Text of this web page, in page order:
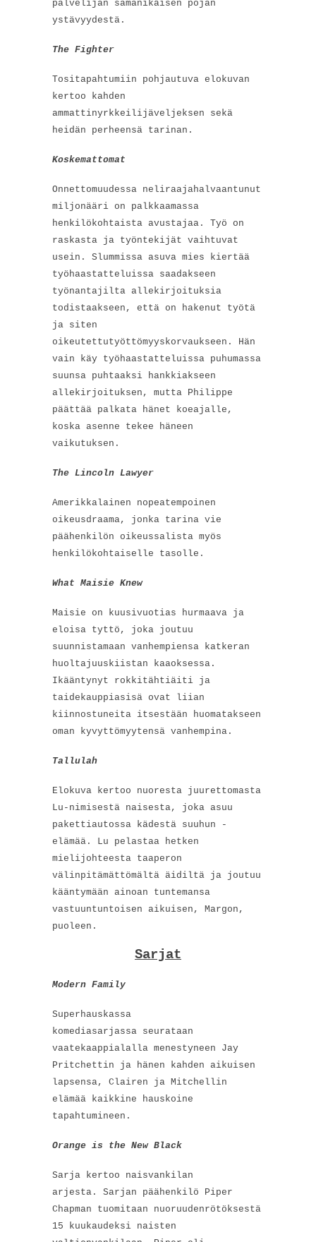
palvelijan samanikäisen pojan
ystävyydestä.
The Fighter
Tositapahtumiin pohjautuva elokuvan
kertoo kahden
ammattinyrkkeilijäveljeksen sekä
heidän perheensä tarinan.
Koskemattomat
Onnettomuudessa neliraajahalvaantunut
miljonääri on palkkaamassa
henkilökohtaista avustajaa. Työ on
raskasta ja työntekijät vaihtuvat
usein. Slummissa asuva mies kiertää
työhaastatteluissa saadakseen
työnantajilta allekirjoituksia
todistaakseen, että on hakenut työtä
ja siten
oikeutettutyöttömyyskorvaukseen. Hän
vain käy työhaastatteluissa puhumassa
suunsa puhtaaksi hankkiakseen
allekirjoituksen, mutta Philippe
päättää palkata hänet koeajalle,
koska asenne tekee häneen
vaikutuksen.
The Lincoln Lawyer
Amerikkalainen nopeatempoinen
oikeusdraama, jonka tarina vie
päähenkilön oikeussalista myös
henkilökohtaiselle tasolle.
What Maisie Knew
Maisie on kuusivuotias hurmaava ja
eloisa tyttö, joka joutuu
suunnistamaan vanhempiensa katkeran
huoltajuuskiistan kaaoksessa.
Ikääntynyt rokkitähtiäiti ja
taidekauppiasisä ovat liian
kiinnostuneita itsestään huomatakseen
oman kyvyttömyytensä vanhempina.
Tallulah
Elokuva kertoo nuoresta juurettomasta
Lu-nimisestä naisesta, joka asuu
pakettiautossa kädestä suuhun -
elämää. Lu pelastaa hetken
mielijohteesta taaperon
välinpitämättömältä äidiltä ja joutuu
kääntymään ainoan tuntemansa
vastuuntuntoisen aikuisen, Margon,
puoleen.
Sarjat
Modern Family
Superhauskassa
komediasarjassa seurataan
vaatekaappialalla menestyneen Jay
Pritchettin ja hänen kahden aikuisen
lapsensa, Clairen ja Mitchellin
elämää kaikkine hauskoine
tapahtumineen.
Orange is the New Black
Sarja kertoo naisvankilan
arjesta. Sarjan päähenkilö Piper
Chapman tuomitaan nuoruudenrötöksestä
15 kuukaudeksi naisten